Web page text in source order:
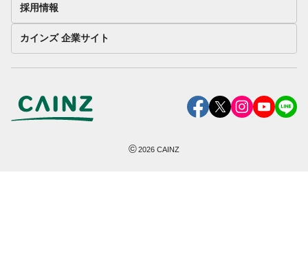
採用情報
カインズ 企業サイト
©2026 CAINZ